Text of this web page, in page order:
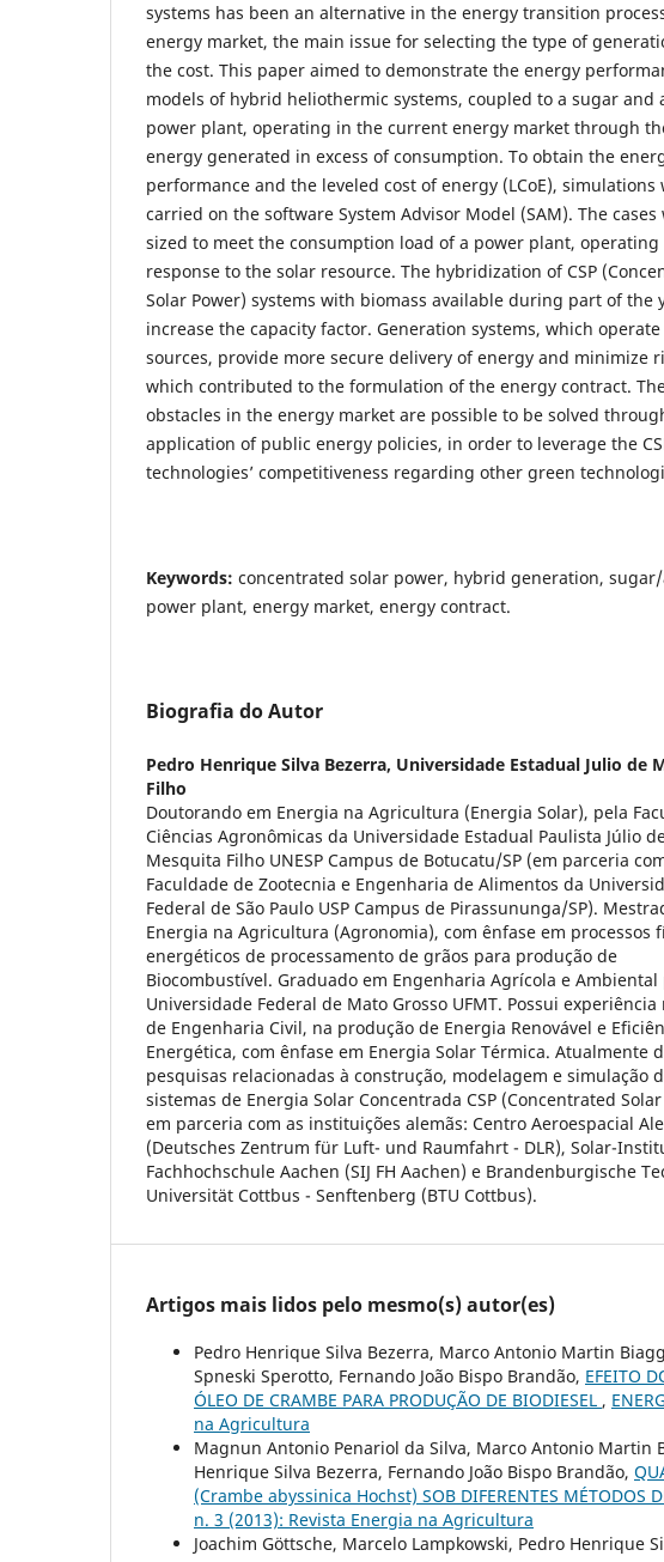
systems has been an alternative in the energy transition
energy market, the main issue for selecting the type of
the cost. This paper aimed to demonstrate the energy
models of hybrid heliothermic systems, coupled to a sugar and
power plant, operating in the current energy market through
energy generated in excess of consumption. To obtain the
performance and the leveled cost of energy (LCoE), simulations
carried on the software System Advisor Model (SAM). The cases
sized to meet the consumption load of a power plant, operating
response to the solar resource. The hybridization of CSP
Solar Power) systems with biomass available during part of the
increase the capacity factor. Generation systems, which
sources, provide more secure delivery of energy and minimize
which contributed to the formulation of the energy contract.
obstacles in the energy market are possible to be solved
application of public energy policies, in order to leverage the
technologies’ competitiveness regarding other green
Keywords: concentrated solar power, hybrid generation,
power plant, energy market, energy contract.
Biografia do Autor
Pedro Henrique Silva Bezerra, Universidade Estadual Julio de
Filho
Doutorando em Energia na Agricultura (Energia Solar), pela
Ciências Agronômicas da Universidade Estadual Paulista Júlio
Mesquita Filho UNESP Campus de Botucatu/SP (em parceria
Faculdade de Zootecnia e Engenharia de Alimentos da
Federal de São Paulo USP Campus de Pirassununga/SP).
Energia na Agricultura (Agronomia), com ênfase em processos
energéticos de processamento de grãos para produção de
Biocombustível. Graduado em Engenharia Agrícola e Ambiental
Universidade Federal de Mato Grosso UFMT. Possui experiência
de Engenharia Civil, na produção de Energia Renovável e
Energética, com ênfase em Energia Solar Térmica. Atualmente
pesquisas relacionadas à construção, modelagem e simulação
sistemas de Energia Solar Concentrada CSP (Concentrated
em parceria com as instituições alemãs: Centro Aeroespacial
(Deutsches Zentrum für Luft- und Raumfahrt - DLR), Solar-
Fachhochschule Aachen (SIJ FH Aachen) e Brandenburgische
Universität Cottbus - Senftenberg (BTU Cottbus).
Artigos mais lidos pelo mesmo(s) autor(es)
Pedro Henrique Silva Bezerra, Marco Antonio Martin
Spneski Sperotto, Fernando João Bispo Brandão, EFEITO
ÓLEO DE CRAMBE PARA PRODUÇÃO DE BIODIESEL ,
na Agricultura
Magnun Antonio Penariol da Silva, Marco Antonio Martin
Henrique Silva Bezerra, Fernando João Bispo Brandão,
(Crambe abyssinica Hochst) SOB DIFERENTES MÉTODOS
n. 3 (2013): Revista Energia na Agricultura
Joachim Göttsche, Marcelo Lampkowski, Pedro Henrique